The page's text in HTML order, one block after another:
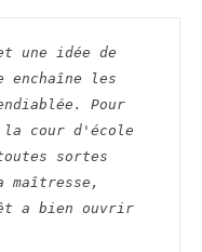
une idée de
enchaîne les
Pour
la cour d'école
sortes
maîtresse,
a bien ouvrir